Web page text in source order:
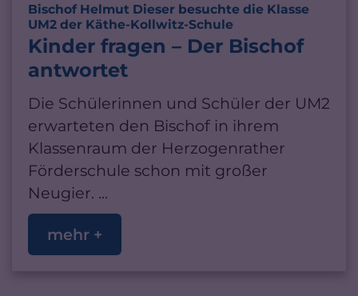
Bischof Helmut Dieser besuchte die Klasse
UM2 der Käthe-Kollwitz-Schule
Kinder fragen – Der Bischof
antwortet
Die Schülerinnen und Schüler der UM2
erwarteten den Bischof in ihrem
Klassenraum der Herzogenrather
Förderschule schon mit großer
Neugier. ...
mehr +